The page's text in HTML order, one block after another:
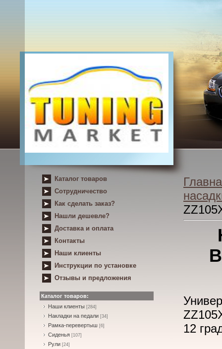
Каталог товаров
Сотрудничество
Как сделать заказ?
Нашли дешевле?
Доставка и оплата
Контакты
Наши клиенты
Инструкции по установке
Отзывы и предложения
Каталог товаров:
Наши клиенты [284]
Накладки на педали [34]
Рамка-перевертыш [6]
Сиденья [107]
Рули [24]
12